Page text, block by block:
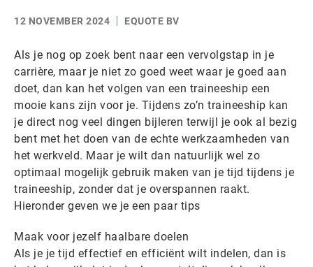
12 NOVEMBER 2024 EQUOTE BV
Als je nog op zoek bent naar een vervolgstap in je
carrière, maar je niet zo goed weet waar je goed aan
doet, dan kan het volgen van een traineeship een
mooie kans zijn voor je. Tijdens zo’n traineeship kan
je direct nog veel dingen bijleren terwijl je ook al bezig
bent met het doen van de echte werkzaamheden van
het werkveld. Maar je wilt dan natuurlijk wel zo
optimaal mogelijk gebruik maken van je tijd tijdens je
traineeship, zonder dat je overspannen raakt.
Hieronder geven we je een paar tips
Maak voor jezelf haalbare doelen
Als je je tijd effectief en efficiënt wilt indelen, dan is